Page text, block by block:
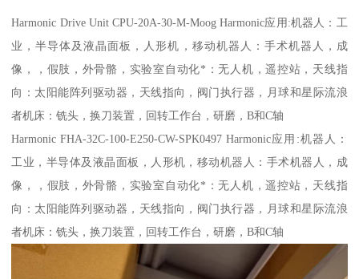
Harmonic Drive Unit CPU-20A-30-M-Moog Harmonic应用:机器人：工
业，半导体及液晶面板，人形机，移动机器人：手术机器人，成
像，，假肢，外骨骼，实验室自动化*：无人机，遥控站，天线指
向：太阳能阵列驱动器，天线指向，阀门执行器，月球和星际流浪
者机床：铣头，换刀装置，回转工作台，研磨，B和C轴
Harmonic FHA-32C-100-E250-CW-SPK0497 Harmonic应用:机器人：
工业，半导体及液晶面板，人形机，移动机器人：手术机器人，成
像，，假肢，外骨骼，实验室自动化*：无人机，遥控站，天线指
向：太阳能阵列驱动器，天线指向，阀门执行器，月球和星际流浪
者机床：铣头，换刀装置，回转工作台，研磨，B和C轴